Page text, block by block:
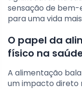
sensação de
para uma vida
O papel da
físico na
A alimentação
um impacto direto